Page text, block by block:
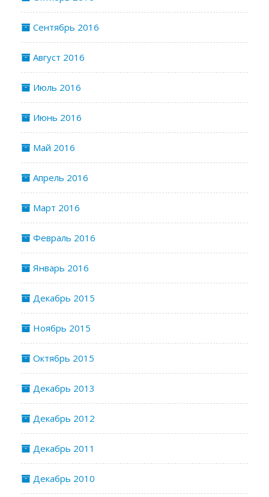
Сентябрь 2016
Август 2016
Июль 2016
Июнь 2016
Май 2016
Апрель 2016
Март 2016
Февраль 2016
Январь 2016
Декабрь 2015
Ноябрь 2015
Октябрь 2015
Декабрь 2013
Декабрь 2012
Декабрь 2011
Декабрь 2010